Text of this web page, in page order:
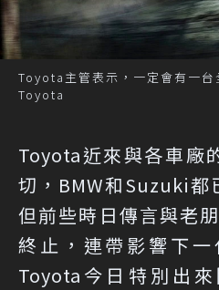
Toyota主管表示，一定會有一台
Toyota
Toyota近來與各車廠
切，BMW和Suzuki都
但前些時日傳言與老
終止，連帶影響下一
Toyota今日特別出